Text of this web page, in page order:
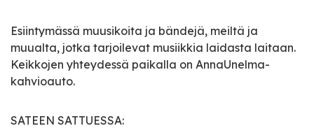
Esiintymässä muusikoita ja bändejä, meiltä ja
muualta, jotka tarjoilevat musiikkia laidasta laitaan.
Keikkojen yhteydessä paikalla on AnnaUnelma-
kahvioauto.
SATEEN SATTUESSA: